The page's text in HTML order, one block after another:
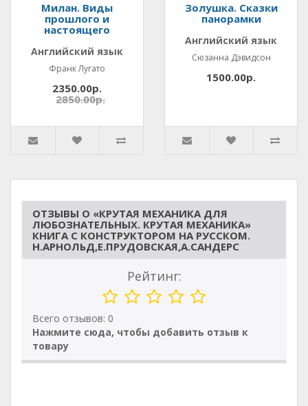
Милан. Виды
прошлого и
настоящего
Английский язык
Франк Лугато
2350.00р.
2850.00р.
Золушка. Сказки
панорамки
Английский язык
Сюзанна Дэвидсон
1500.00р.
ОТЗЫВЫ О «КРУТАЯ МЕХАНИКА ДЛЯ
ЛЮБОЗНАТЕЛЬНЫХ. КРУТАЯ МЕХАНИКА»
КНИГА С КОНСТРУКТОРОМ НА РУССКОМ.
Н.АРНОЛЬД,Е.ПРУДОВСКАЯ,А.САНДЕРС
Рейтинг:
Всего отзывов: 0
Нажмите сюда, чтобы добавить отзыв к
товару